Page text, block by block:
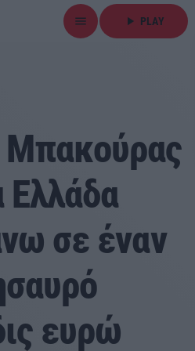
menu play_arrow PLAY
close
Μπακούρας
Ελλάδα
σε έναν
ευρώ